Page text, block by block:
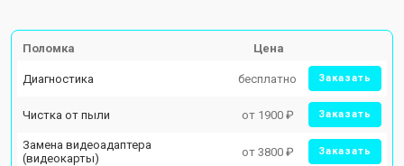
Поломка Цена
Диагностика бесплатно Заказать
Чистка от пыли от 1900 ₽ Заказать
Замена видеоадаптера
(видеокарты)
от 3800 ₽ Заказать